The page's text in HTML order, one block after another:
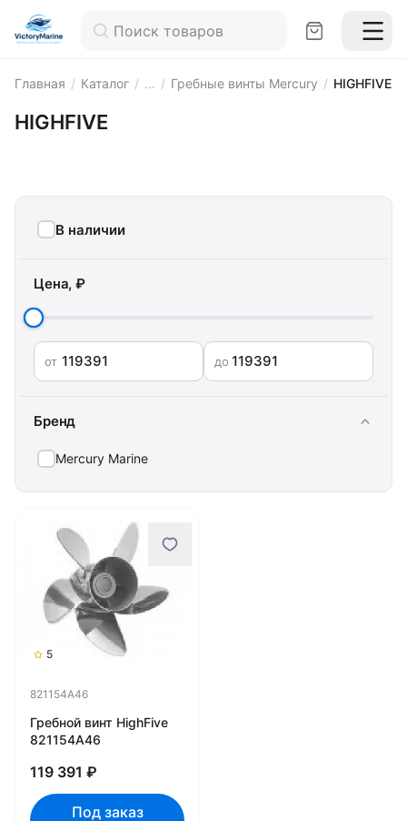
Главная / Каталог / ... / Гребные винты Mercury / HIGHFIVE
HIGHFIVE
В наличии
Цена, ₽
от до
Бренд
Mercury Marine
5
821154A46
Гребной винт HighFive
821154A46
119 391 ₽
Под заказ